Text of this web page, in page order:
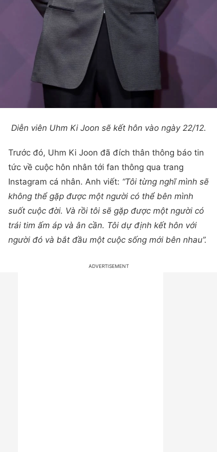
Diễn viên Uhm Ki Joon sẽ kết hôn vào ngày 22/12.
Trước đó, Uhm Ki Joon đã đích thân thông báo tin
tức về cuộc hôn nhân tới fan thông qua trang
Instagram cá nhân. Anh viết: “Tôi từng nghĩ mình sẽ
không thể gặp được một người có thể bên mình
suốt cuộc đời. Và rồi tôi sẽ gặp được một người có
trái tim ấm áp và ân cần. Tôi dự định kết hôn với
người đó và bắt đầu một cuộc sống mới bên nhau”.